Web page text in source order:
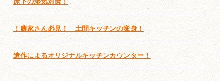
！農家さん必見！ 土間キッチンの変身！
造作によるオリジナルキッチンカウンター！